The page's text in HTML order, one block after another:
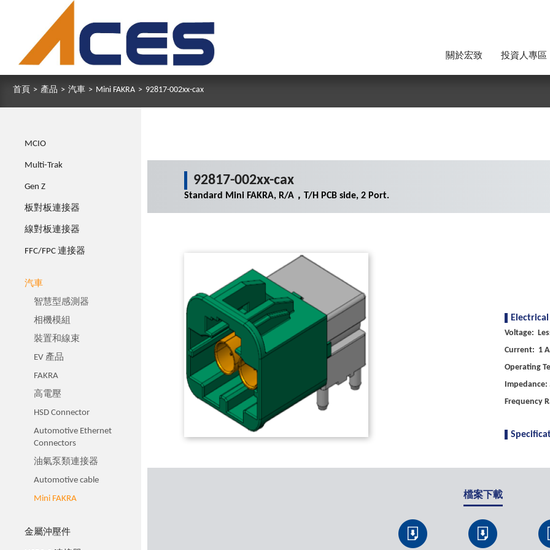
關於宏致 投資人專區
首頁 > 產品 > 汽車 > Mini FAKRA > 92817-002xx-cax
MCIO
Multi-Trak
Gen Z
板對板連接器
線對板連接器
FFC/FPC 連接器
汽車
智慧型感測器
相機模組
裝置和線束
EV 產品
FAKRA
高電壓
HSD Connector
Automotive Ethernet
Connectors
油氣泵類連接器
Automotive cable
Mini FAKRA
金屬沖壓件
92817-002xx-cax
Standard Mini FAKRA, R/A，T/H PCB side, 2 Port.
Electrical
Voltage:
Current: 1
Operating
Impedance:
Frequency
檔案下載